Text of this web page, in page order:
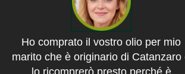
Ho comprato il vostro olio per mio
marito che è originario di Catanzaro e
lo ricomprerò presto perché è
davvero buonissimo e si vede anche
ad occhio che non è un olio